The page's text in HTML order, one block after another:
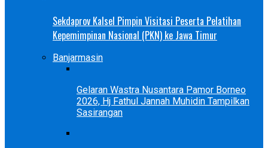
Sekdaprov Kalsel Pimpin Visitasi Peserta Pelatihan
Kepemimpinan Nasional (PKN) ke Jawa Timur
Banjarmasin
Gelaran Wastra Nusantara Pamor Borneo
2026, Hj Fathul Jannah Muhidin Tampilkan
Sasirangan